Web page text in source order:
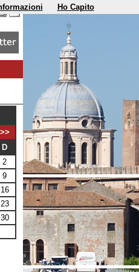
>>
D
2
9
16
23
30
Ho Capito